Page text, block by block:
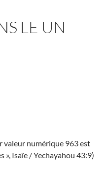
LE UN
valeur numérique 963 est
», Isaïe / Yechayahou 43:9)